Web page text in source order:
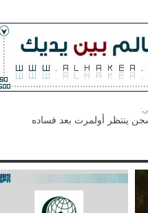
ينتظر أولمرت بعد فساده